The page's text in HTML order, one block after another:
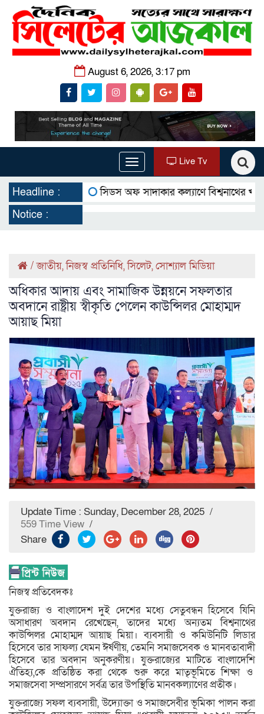
August 6, 2026, 3:17 pm
Toggle
navigation
Live Tv
Headline :
সিডস অফ সাদাকার কল্যাণে বিশ্বনাথের
Notice :
/জাতীয়,নিজস্ব প্রতিনিধি,সিলেট,সোশ্যাল মিডিয়া
অধিকার আদায় এবং সামাজিক উন্নয়নে সফলতার
অবদানে রাষ্ট্রীয় স্বীকৃতি পেলেন কাউন্সিলর মোহাম্মদ
আয়াছ মিয়া
Update Time : Sunday, December 28, 2025 /
559 Time View /
Share
নিজস্ব প্রতিবেদকঃ
যুক্তরাজ্য ও বাংলাদেশ দুই দেশের মধ্যে সেতুবন্ধন হিসেবে যিনি
অসাধারণ অবদান রেখেছেন, তাদের মধ্যে অন্যতম বিশ্বনাথের
কাউন্সিলর মোহাম্মদ আয়াছ মিয়া। ব্যবসায়ী ও কমিউনিটি লিডার
হিসেবে তার সাফল্য যেমন ঈর্ষণীয়, তেমনি সমাজসেবক ও মানবতাবাদী
হিসেবে তার অবদান অনুকরণীয়। যুক্তরাজ্যের মাটিতে বাংলাদেশি
ঐতিহ্য,কে প্রতিষ্ঠিত করা থেকে শুরু করে মাতৃভূমিতে শিক্ষা ও
সমাজসেবা সম্প্রসারণে সর্বত্র তার উপস্থিতি মানবকল্যাণের প্রতীক।
যুক্তরাজ্যে সফল ব্যবসায়ী, উদ্যোক্তা ও সমাজসেবীর ভূমিকা পালন করা